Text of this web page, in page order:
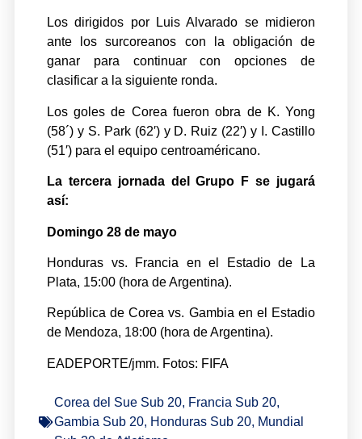
Los dirigidos por Luis Alvarado se midieron
ante los surcoreanos con la obligación de
ganar para continuar con opciones de
clasificar a la siguiente ronda.
Los goles de Corea fueron obra de K. Yong
(58´) y S. Park (62′) y D. Ruiz (22′) y I. Castillo
(51′) para el equipo centroaméricano.
La tercera jornada del Grupo F se jugará
así:
Domingo 28 de mayo
Honduras vs. Francia en el Estadio de La
Plata, 15:00 (hora de Argentina).
República de Corea vs. Gambia en el Estadio
de Mendoza, 18:00 (hora de Argentina).
EADEPORTE/jmm. Fotos: FIFA
Corea del Sue Sub 20, Francia Sub 20,
Gambia Sub 20, Honduras Sub 20, Mundial